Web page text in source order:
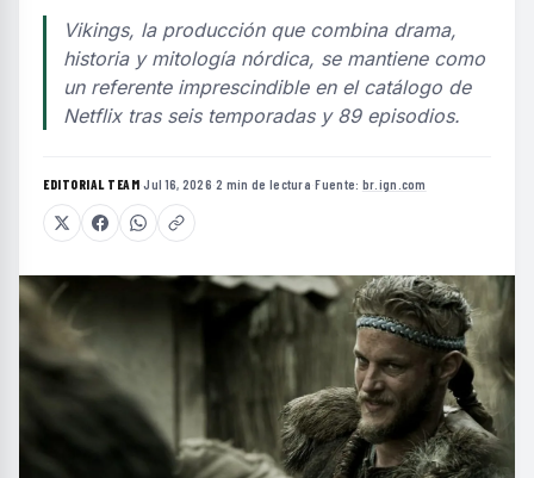
Vikings, la producción que combina drama,
historia y mitología nórdica, se mantiene como
un referente imprescindible en el catálogo de
Netflix tras seis temporadas y 89 episodios.
EDITORIAL TEAM·Jul 16, 2026·2 min de lectura·Fuente: br.ign.com